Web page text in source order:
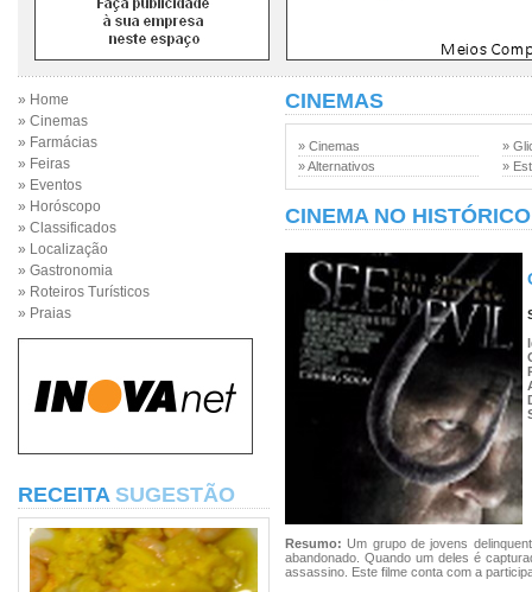
» Home
» Cinemas
» Farmácias
» Feiras
» Eventos
» Horóscopo
» Classificados
» Localização
» Gastronomia
» Roteiros Turísticos
» Praias
RECEITA SUGESTÃO
CINEMAS
» Cinemas
» Alternativos
»
»
CINEMA NO HISTÓRICO
Resumo: Um grupo de jovens
abandonado. Quando um deles é
assassino. Este filme conta com a